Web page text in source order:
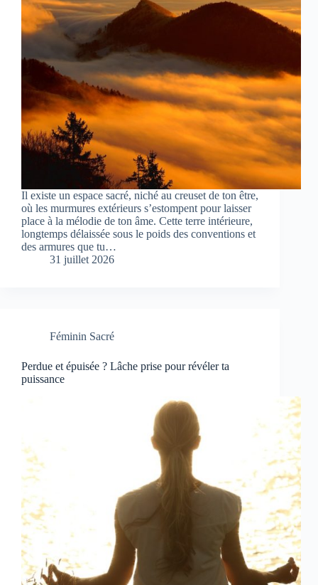
Il existe un espace sacré, niché au creuset de ton être,
où les murmures extérieurs s’estompent pour laisser
place à la mélodie de ton âme. Cette terre intérieure,
longtemps délaissée sous le poids des conventions et
des armures que tu…
31 juillet 2026
Féminin Sacré
Perdue et épuisée ? Lâche prise pour révéler ta
puissance